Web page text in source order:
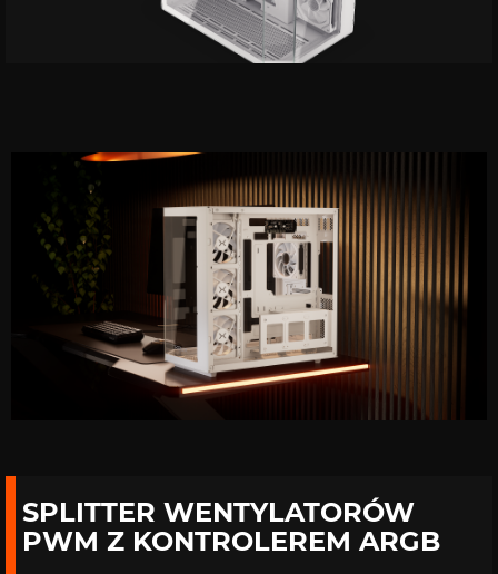
SPLITTER WENTYLATORÓW
PWM Z KONTROLEREM ARGB